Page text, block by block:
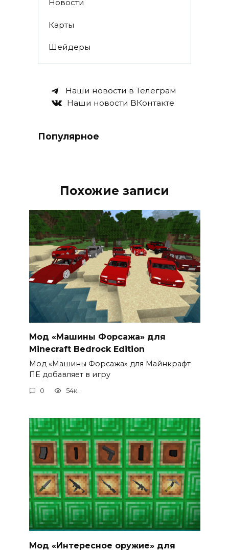
Новости
Карты
Шейдеры
Наши новости в Телеграм
Наши новости ВКонтакте
Популярное
Похожие записи
Мод «Машины Форсажа» для
Minecraft Bedrock Edition
Мод «Машины Форсажа» для Майнкрафт
ПЕ добавляет в игру
0 54к.
Мод «Интересное оружие» для